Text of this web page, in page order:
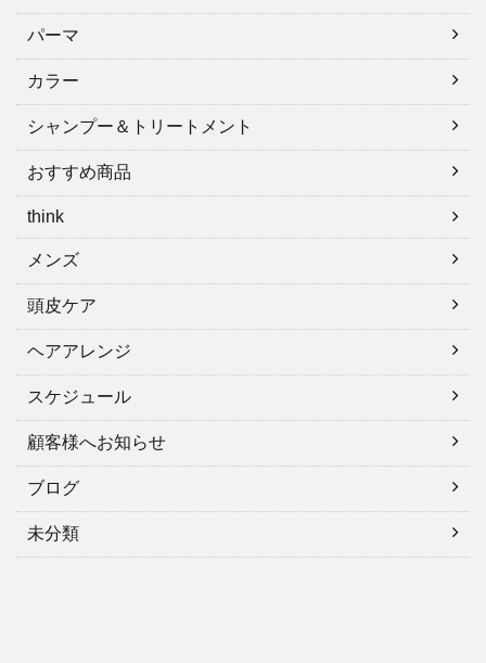
パーマ
カラー
シャンプー＆トリートメント
おすすめ商品
think
メンズ
頭皮ケア
ヘアアレンジ
スケジュール
顧客様へお知らせ
ブログ
未分類